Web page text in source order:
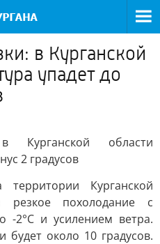
в Курганской
упадет до
Курганской области
2 градусов
Курганской
резкое похолодание с
-2°C и усилением ветра.
около 10 градусов.